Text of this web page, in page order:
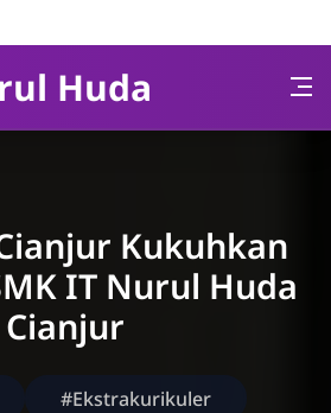
Huda
Kukuhkan
IT Nurul Huda
Cianjur
#Ekstrakurikuler